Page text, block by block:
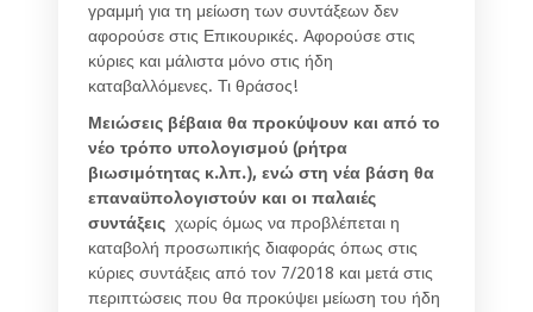
γραμμή για τη μείωση των συντάξεων δεν
αφορούσε στις Επικουρικές. Αφορούσε στις
κύριες και μάλιστα μόνο στις ήδη
καταβαλλόμενες. Τι θράσος!
Μειώσεις βέβαια θα προκύψουν και από το
νέο τρόπο υπολογισμού (ρήτρα
βιωσιμότητας κ.λπ.), ενώ στη νέα βάση θα
επαναϋπολογιστούν και οι παλαιές
συντάξεις χωρίς όμως να προβλέπεται η
καταβολή προσωπικής διαφοράς όπως στις
κύριες συντάξεις από τον 7/2018 και μετά στις
περιπτώσεις που θα προκύψει μείωση του ήδη